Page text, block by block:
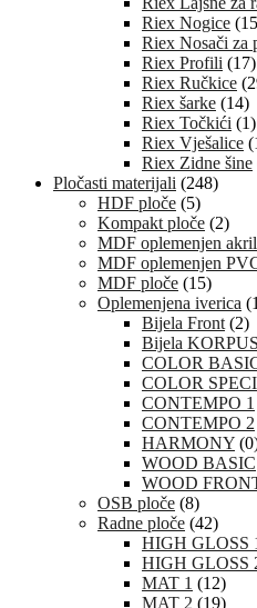
Riex Nogice
Riex Nosači za
Riex Profili (17)
Riex Ručkice
Riex šarke (14)
Riex Točkići (1)
Riex Vješalice
Riex Zidne šine
Pločasti materijali (248)
HDF ploče (5)
Kompakt ploče (2)
MDF oplemenjen
MDF oplemenjen
MDF ploče (15)
Oplemenjena iverica
Bijela Front (2)
Bijela KORPUS
COLOR
COLOR
CONTEMPO 1
CONTEMPO 2
HARMONY
WOOD BASIC
WOOD
OSB ploče (8)
Radne ploče (42)
HIGH GLOSS
HIGH GLOSS
MAT 1 (12)
MAT 2 (19)